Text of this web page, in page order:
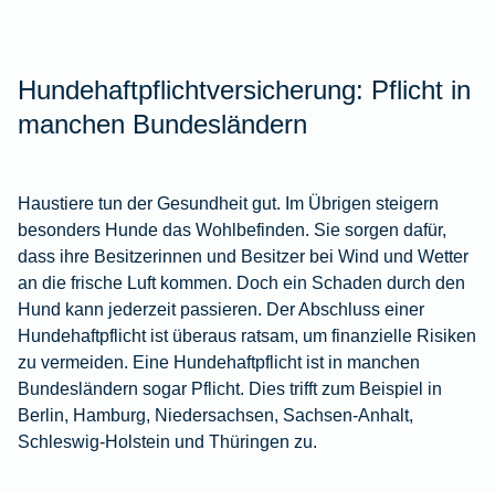
Hundehaftpflichtversicherung: Pflicht in
manchen Bundesländern
Haustiere tun der Gesundheit gut. Im Übrigen steigern
besonders Hunde das Wohlbefinden. Sie sorgen dafür,
dass ihre Besitzerinnen und Besitzer bei Wind und Wetter
an die frische Luft kommen. Doch ein Schaden durch den
Hund kann jederzeit passieren. Der Abschluss einer
Hundehaftpflicht ist überaus ratsam, um finanzielle Risiken
zu vermeiden. Eine Hundehaftpflicht ist in manchen
Bundesländern sogar Pflicht. Dies trifft zum Beispiel in
Berlin, Hamburg, Niedersachsen, Sachsen-Anhalt,
Schleswig-Holstein und Thüringen zu.